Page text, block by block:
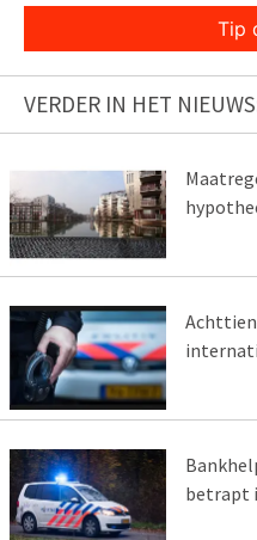
Tip
VERDER IN HET
betrapt